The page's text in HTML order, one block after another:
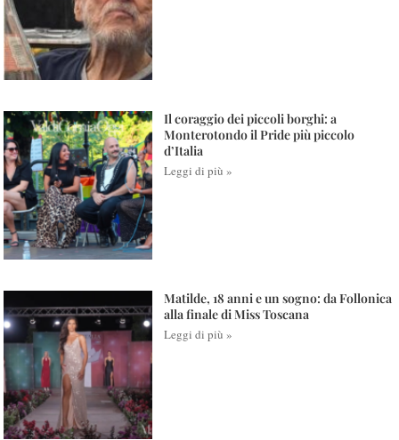
Il coraggio dei piccoli borghi: a
Monterotondo il Pride più piccolo
d’Italia
Leggi di più »
Matilde, 18 anni e un sogno: da Follonica
alla finale di Miss Toscana
Leggi di più »